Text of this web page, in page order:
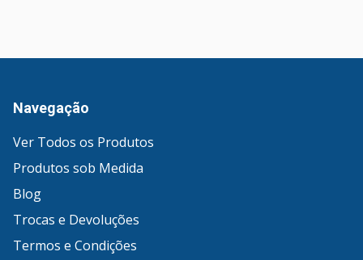
Navegação
Ver Todos os Produtos
Produtos sob Medida
Blog
Trocas e Devoluções
Termos e Condições